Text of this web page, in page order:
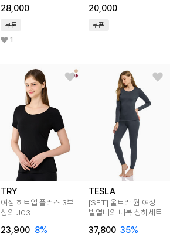
28,000
쿠폰
1
20,000
쿠폰
TRY
여성 히트업 플러스 3부
상의 J03
23,900 8%
TESLA
[SET] 울트라 웜 여성
발열내의 내복 상하세트
37,800 35%